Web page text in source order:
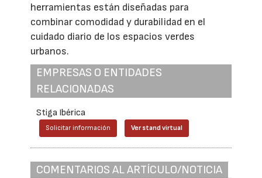
herramientas están diseñadas para
combinar comodidad y durabilidad en el
cuidado diario de los espacios verdes
urbanos.
EMPRESAS O ENTIDADES
RELACIONADAS
Stiga Ibérica
Solicitar información Ver stand virtual
COMENTARIOS AL ARTÍCULO/NOTICIA